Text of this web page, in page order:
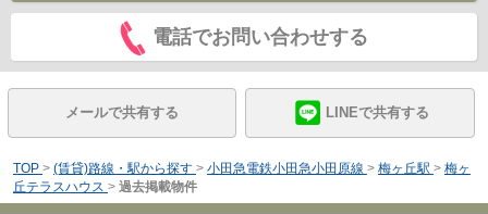
電話でお問い合わせする
メールで共有する LINEで共有する
TOP > (賃貸)路線・駅から探す > 小田急電鉄小田急小田原線 > 梅ヶ丘駅 > 梅ヶ
丘テラスハウス > 過去掲載物件